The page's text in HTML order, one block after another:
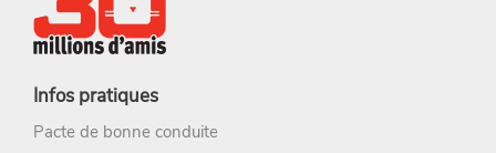
Infos pratiques
Pacte de bonne conduite